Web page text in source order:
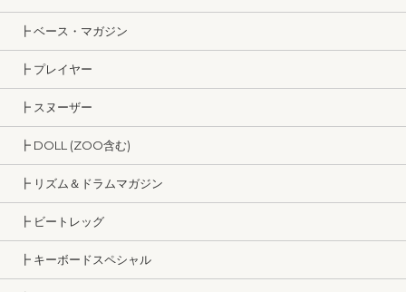
┣ ベース・マガジン
┣ プレイヤー
┣ スヌーザー
┣ DOLL (ZOO含む)
┣ リズム＆ドラムマガジン
┣ ビートレッグ
┣ キーボードスペシャル